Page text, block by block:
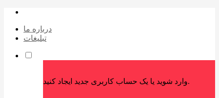
درباره ما
تبلیغات
وارد شوید یا یک حساب کاربری جدید ایجاد کنید.